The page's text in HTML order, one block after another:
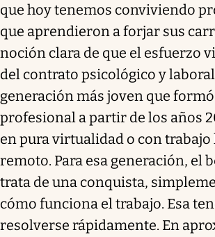
que hoy tenemos conviviendo
que aprendieron a forjar sus
noción clara de que el esfuerzo
del contrato psicológico y
generación más joven que
profesional a partir de los años
en pura virtualidad o con
remoto. Para esa generación, el
trata de una conquista,
cómo funciona el trabajo. Esa
resolverse rápidamente. En